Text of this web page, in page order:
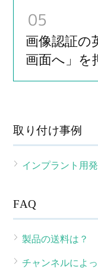
05
画像認証の
画面へ」を
取り付け事例
インプラント用
FAQ
製品の送料は？
チャンネルによ